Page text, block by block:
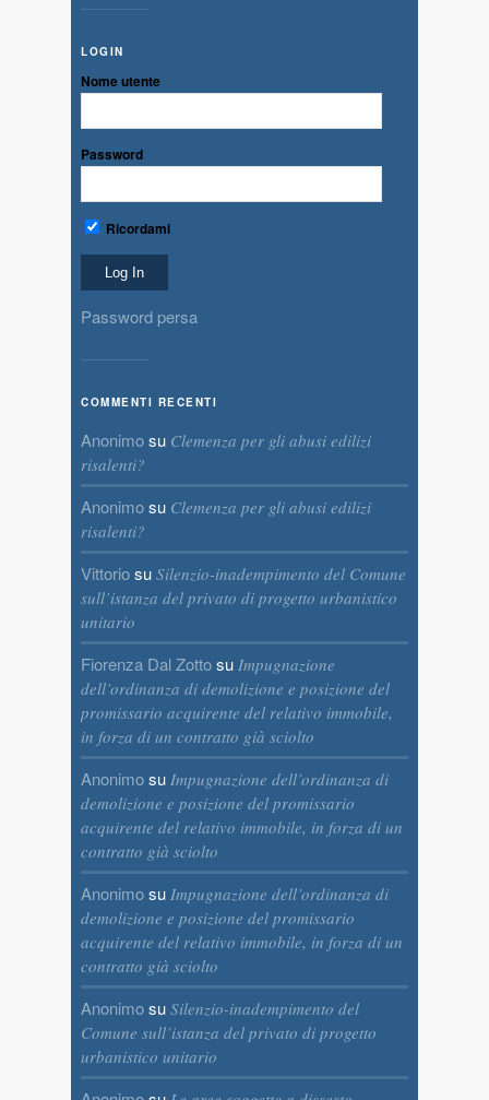
LOGIN
Nome utente
Password
Ricordami
Password persa
COMMENTI RECENTI
Anonimosu Clemenza per gli abusi edilizi
risalenti?
Anonimosu Clemenza per gli abusi edilizi
risalenti?
Vittoriosu Silenzio-inadempimento del Comune
sull’istanza del privato di progetto urbanistico
unitario
Fiorenza Dal Zottosu Impugnazione
dell’ordinanza di demolizione e posizione del
promissario acquirente del relativo immobile,
in forza di un contratto già sciolto
Anonimosu Impugnazione dell’ordinanza di
demolizione e posizione del promissario
acquirente del relativo immobile, in forza di un
contratto già sciolto
Anonimosu Impugnazione dell’ordinanza di
demolizione e posizione del promissario
acquirente del relativo immobile, in forza di un
contratto già sciolto
Anonimosu Silenzio-inadempimento del
Comune sull’istanza del privato di progetto
urbanistico unitario